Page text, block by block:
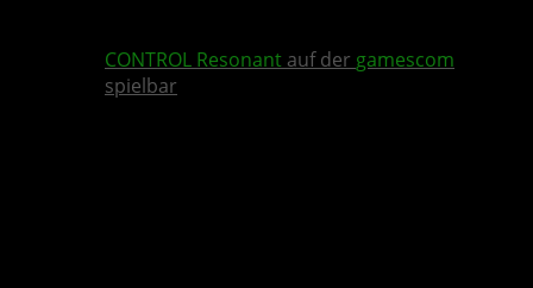
CONTROL Resonant auf der gamescom
spielbar